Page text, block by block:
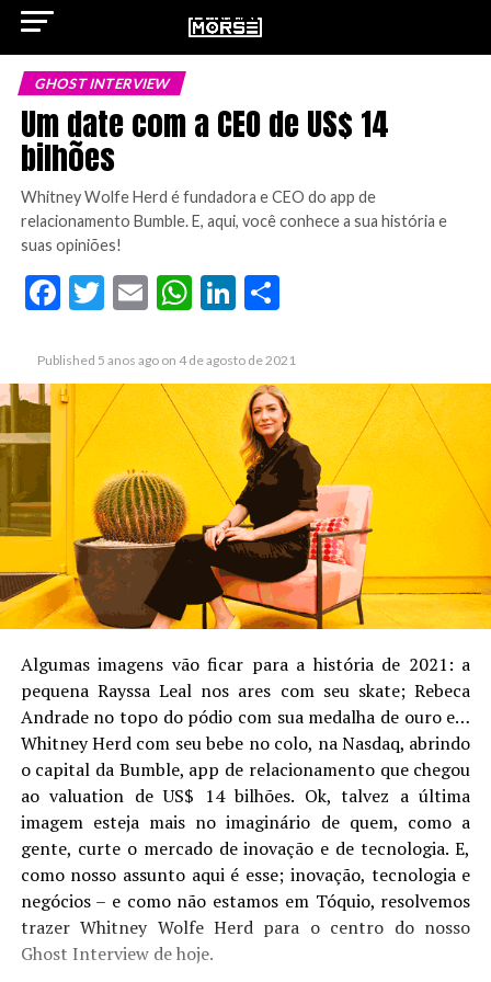
GHOST INTERVIEW
Um date com a CEO de US$ 14
bilhões
Whitney Wolfe Herd é fundadora e CEO do app de
relacionamento Bumble. E, aqui, você conhece a sua história e
suas opiniões!
Facebook
Twitter
EmailWhatsApp
LinkedIn
Share
Published 5 anos ago on 4 de agosto de 2021
Algumas imagens vão ficar para a história de 2021: a
pequena Rayssa Leal nos ares com seu skate; Rebeca
Andrade no topo do pódio com sua medalha de ouro e…
Whitney Herd com seu bebe no colo, na Nasdaq, abrindo
o capital da Bumble, app de relacionamento que chegou
ao valuation de US$ 14 bilhões. Ok, talvez a última
imagem esteja mais no imaginário de quem, como a
gente, curte o mercado de inovação e de tecnologia. E,
como nosso assunto aqui é esse; inovação, tecnologia e
negócios – e como não estamos em Tóquio, resolvemos
trazer Whitney Wolfe Herd para o centro do nosso
Ghost Interview de hoje.